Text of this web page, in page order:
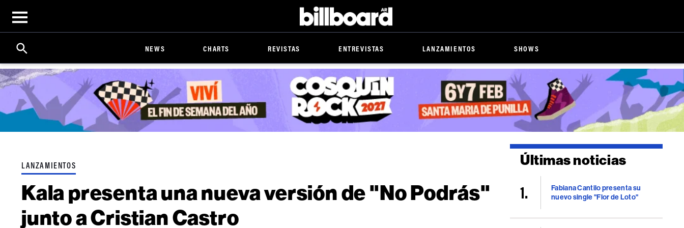
Open
menu
Billboard
Search
Click
Expand
Search
Input
NEWS CHARTS REVISTAS ENTREVISTAS LANZAMIENTOS SHOWS
LANZAMIENTOS
Kala presenta una nueva versión de "No Podrás"
junto a Cristian Castro
Últimas noticias
Fabiana Cantilo presenta su
nuevo single "Flor de Loto"